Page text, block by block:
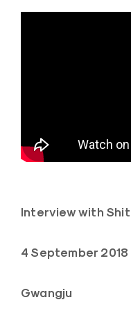
Interview with
4 September 2018
Gwangju